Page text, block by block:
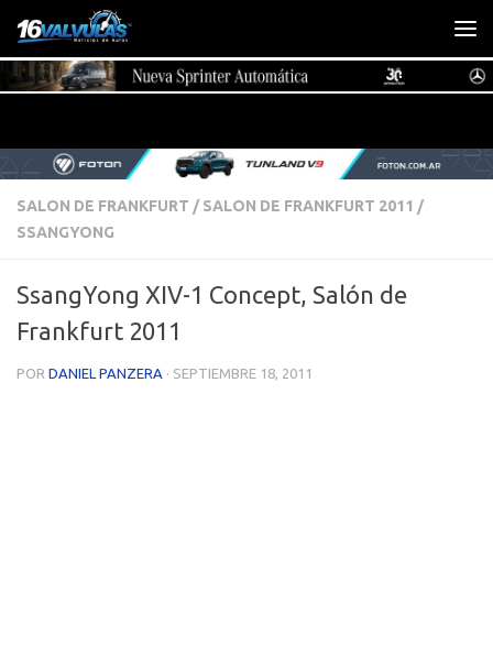
Saltar al contenido
SALON DE FRANKFURT / SALON DE FRANKFURT 2011 /
SSANGYONG
SsangYong XIV-1 Concept, Salón de
Frankfurt 2011
POR DANIEL PANZERA · SEPTIEMBRE 18, 2011